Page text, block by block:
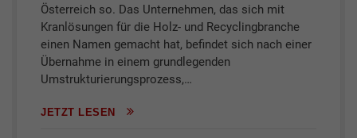
Österreich so. Das Unternehmen, das sich mit
Kranlösungen für die Holz- und Recyclingbranche
einen Namen gemacht hat, befindet sich nach einer
Übernahme in einem grundlegenden
Umstrukturierungsprozess,…
JETZT LESEN